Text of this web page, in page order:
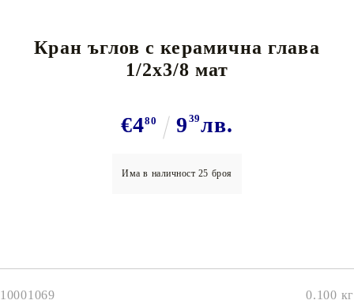
Кран ъглов с керамична глава
1/2х3/8 мат
€480 9 39лв.
Има в наличност 25 броя
10001069 0.100 кг